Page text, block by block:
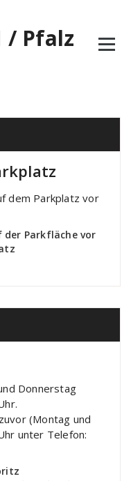
/ Pfalz
dem Parkplatz vor
Parkfläche vor
Donnerstag
(Montag und
unter Telefon: